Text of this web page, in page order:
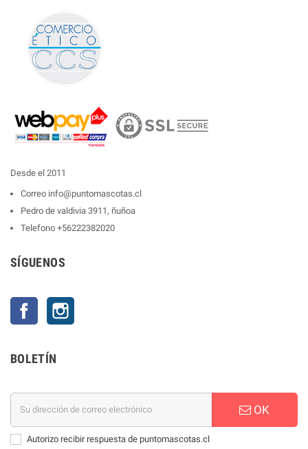
Desde el 2011
Correo info@puntomascotas.cl
Pedro de valdivia 3911, ñuñoa
Telefono +56222382020
SÍGUENOS
Facebook
BOLETÍN
OK
Autorizo recibir respuesta de puntomascotas.cl